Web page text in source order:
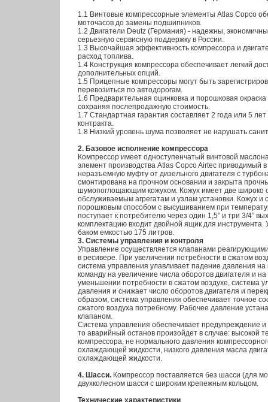
1.1 Винтовые компрессорные элементы Atlas Copco
моточасов до замены подшипников.
1.2 Двигатели Deutz (Германия) - надежны,
серьезную сервисную поддержку в России.
1.3 Высочайшая эффективность компрессора и
расход топлива.
1.4 Конструкция компрессора обеспечивает легкий
дополнительных опций.
1.5 Прицепные компрессоры могут быть
перевозиться по автодорогам.
1.6 Предварительная оцинковка и порошковая
сохраняя послепродажную стоимость.
1.7 Стандартная гарантия составляет 2 года или 5
контракта.
1.8 Низкий уровень шума позволяет не нарушать
2. Базовое исполнение компрессора
Компрессор имеет одноступенчатый винтовой
элемент производства Atlas Copco Airtec приводимый
неразъемную муфту от дизельного двигателя с
смонтирована на прочном основании и закрыта
шумопоглощающим кожухом. Кожух имеет две широко
обслуживаемым агрегатам и узлам установки. Кожух
порошковым способом с высушиванием при
поступает к потребителю через один 1,5” и три 3/4”
комплектацию входит двойной ящик для инструмента.
баком емкостью 175 литров.
3. Cистемы управления и контроля
Управление осуществляется клапанами
в ресивере. При увеличении потребности в сжатом
система управления улавливает падение давления
команду на увеличение числа оборотов двигателя и
уменьшении потребности в сжатом воздухе, система
давления и снижает число оборотов двигателя и
образом, система управления обеспечивает точное
сжатого воздуха потребному. Рабочее давление
клапаном.
Система управления обеспечивает предупреждение
то аварийный останов произойдет в случае: высокой
компрессора, не нормального давления
охлаждающей жидкости, низкого давления масла
охлаждающей жидкости.
4. Шасси. Компрессор поставляется без шасси (для
двухколесном шасси с широким крепежным кольцом.
Технические характеристики